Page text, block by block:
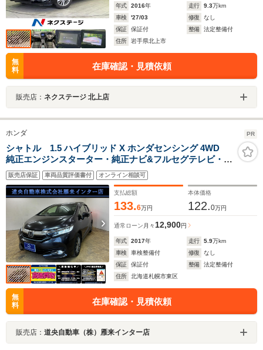
年式 2016年 走行 9.3万km
車検
'27/03 修復
なし
保証
保証付 整備
法定整備付
住所
岩手県北上市
無
料
在庫確認・見積依頼
販売店： ネクステージ 北上店
ホンダ PR
シャトル 1.5 ハイブリッド X ホンダセンシング 4WD
純正エンジンスターター・純正ナビ&フルセグテレビ・
CD・DVD・ブルートゥース・バックカメラ・ビルトイン
ETC・LEDヘッドライト
販売店保証 車両品質評価書付 オンライン相談可
支払総額
133.6万円
本体価格
122.0万円
通常ローン 月々12,900円
年式 2017年 走行 5.9万km
車検
車検整備付 修復
なし
保証
保証付 整備
法定整備付
住所
北海道札幌市東区
無
料
在庫確認・見積依頼
販売店： 道央自動車（株）雁来インター店